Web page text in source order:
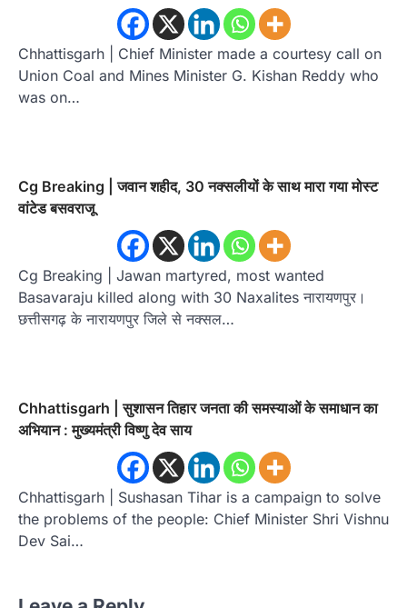
Chhattisgarh | Chief Minister made a courtesy call on
Union Coal and Mines Minister G. Kishan Reddy who
was on…
Cg Breaking | जवान शहीद, 30 नक्सलीयों के साथ मारा गया मोस्ट
वांटेड बसवराजू
Cg Breaking | Jawan martyred, most wanted
Basavaraju killed along with 30 Naxalites नारायणपुर।
छत्तीसगढ़ के नारायणपुर जिले से नक्सल…
Chhattisgarh | सुशासन तिहार जनता की समस्याओं के समाधान का
अभियान : मुख्यमंत्री विष्णु देव साय
Chhattisgarh | Sushasan Tihar is a campaign to solve
the problems of the people: Chief Minister Shri Vishnu
Dev Sai…